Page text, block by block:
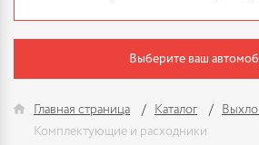
Выберите ваш
Главная страница Каталог
Комплектующие и расходники